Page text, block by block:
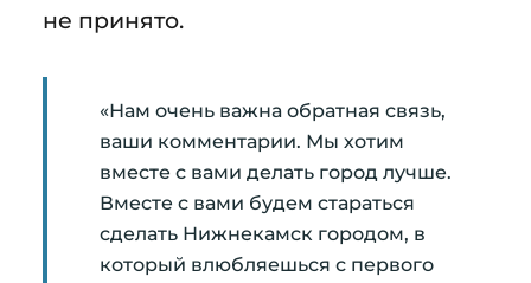
не принято.
«Нам очень важна обратная связь,
ваши комментарии. Мы хотим
вместе с вами делать город лучше.
Вместе с вами будем стараться
сделать Нижнекамск городом, в
который влюбляешься с первого